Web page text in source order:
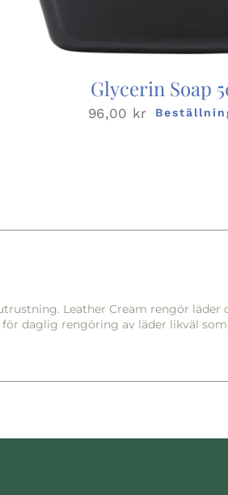
Glycerin Soap
96,00 kr
Leather Cream rengör
daglig rengöring av läder likväl